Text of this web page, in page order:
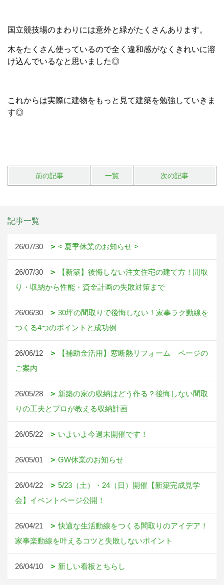
国立競技場のまわりには意外と緑がたくさんあります。
木をたくさん使っているので全く違和感がなくきれいに溶
け込んでいるなと思いました◎
これからは実際に建物をもっと見て建築を勉強していきま
す◎
前の記事 一覧 次の記事
記事一覧
26/07/30 < 夏季休業のお知らせ >
26/07/30
【新築】後悔しない注文住宅の建て方！間取
り・収納から性能・資金計画の失敗対策まで
26/06/30
30坪の間取りで後悔しない！家事ラク動線を
つくる4つのポイントと成功例
26/06/12
【補助金活用】窓断熱リフォーム ページの
ご案内
26/05/28
新築の家の収納はどう作る？後悔しない間取
りの工夫とプロが教える収納計画
26/05/22 いよいよ今週末開催です！
26/05/01 GW休業のお知らせ
26/04/22
5/23（土）・24（日）開催【新築完成見学
会】イベントページ公開！
26/04/21
快適な生活動線をつくる間取りのアイデア！
家事楽動線を叶えるコツと失敗しないポイント
26/04/10 新しい看板とちらし